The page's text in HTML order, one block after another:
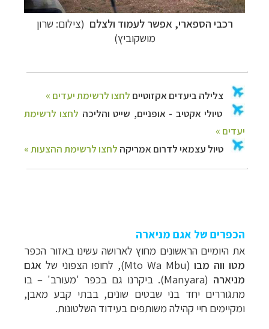
רכבי הספארי, אפשר לעמוד ולצלם (צילום: שרון
מושקוביץ)
הכפרים של אגם מניארה
את היומיים הראשונים מחוץ לארושה עשינו באזור הכפר
מטו ווה מבו(
Mto Wa Mbu), לחופו הצפוני של אגם
מניארה (
Manyara). ביקרנו גם בכפר 'מעורב' – בו
מתגוררים יחד בני שבטים שונים, בבתי קבע מאבן,
ומקיימים חיי קהילה משותפים בעידוד השלטונות.